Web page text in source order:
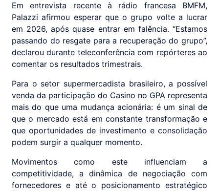
Em entrevista recente à rádio francesa BMFM,
Palazzi afirmou esperar que o grupo volte a lucrar
em 2026, após quase entrar em falência. “Estamos
passando do resgate para a recuperação do grupo”,
declarou durante teleconferência com repórteres ao
comentar os resultados trimestrais.
Para o setor supermercadista brasileiro, a possível
venda da participação do Casino no GPA representa
mais do que uma mudança acionária: é um sinal de
que o mercado está em constante transformação e
que oportunidades de investimento e consolidação
podem surgir a qualquer momento.
Movimentos como este influenciam a
competitividade, a dinâmica de negociação com
fornecedores e até o posicionamento estratégico